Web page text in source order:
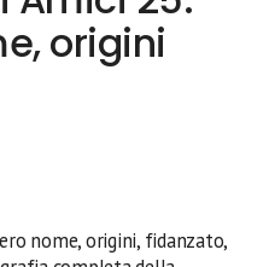
origini
nome, origini, fidanzato,